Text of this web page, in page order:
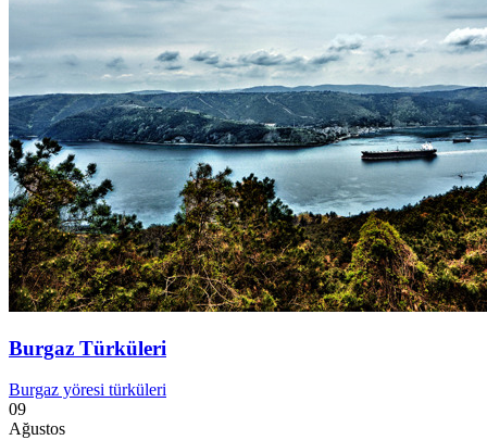
Burgaz Türküleri
Burgaz yöresi türküleri
09
Ağustos